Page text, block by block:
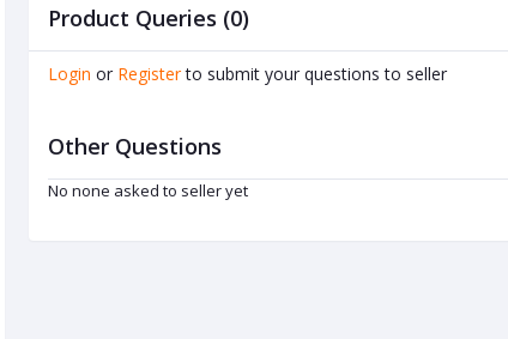
Product Queries (0)
Login or Register to submit your questions to seller
Other Questions
No none asked to seller yet